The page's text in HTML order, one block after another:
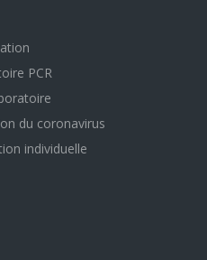
PCR
du coronavirus
individuelle